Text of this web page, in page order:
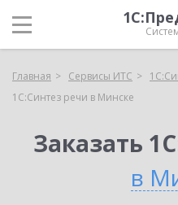
Главная Сервисы ИТС
1С:Синтез речи в Минске
Заказать
в